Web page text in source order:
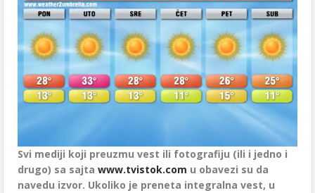
Svi mediji koji preuzmu vest ili fotografiju (ili i jedno i
drugo) sa sajtawww.tvistok.com u obavezi su da
navedu izvor. Ukoliko je preneta integralna vest, u